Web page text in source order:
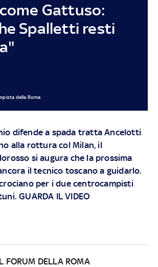
Gattuso:
Spalletti resti
della Roma
difende a spada tratta Ancelotti
alla rottura col Milan, il
si augura che la prossima
il tecnico toscano a guidarlo.
per i due centrocampisti
GUARDA IL VIDEO
FORUM DELLA ROMA